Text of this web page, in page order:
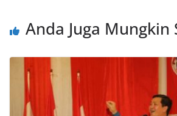
Anda Juga Mungkin